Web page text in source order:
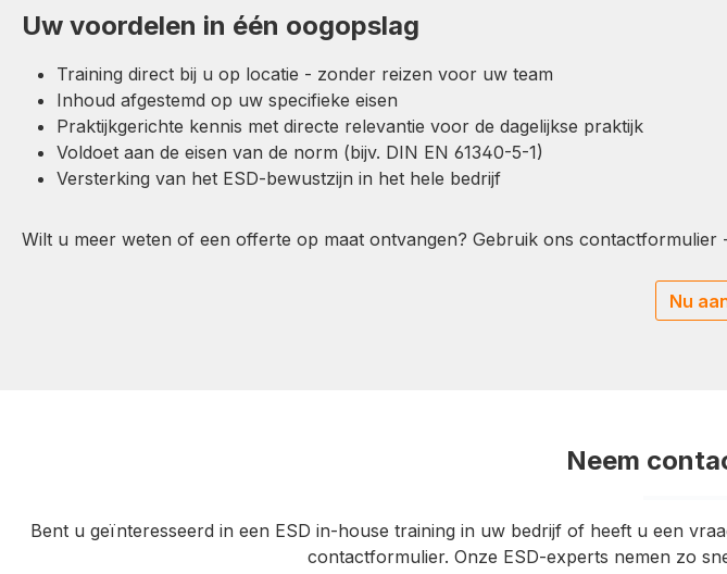
Uw voordelen in één oogopslag
Training direct bij u op locatie - zonder reizen voor uw team
Inhoud afgestemd op uw specifieke eisen
Praktijkgerichte kennis met directe relevantie voor de dagelijkse praktijk
Voldoet aan de eisen van de norm (bijv. DIN EN 61340-5-1)
Versterking van het ESD-bewustzijn in het hele bedrijf
Wilt u meer weten of een offerte op maat ontvangen? Gebruik ons contactformulier
Nu
Neem
Bent u geïnteresseerd in een ESD in-house training in uw bedrijf of heeft u een
contactformulier. Onze ESD-experts nemen zo